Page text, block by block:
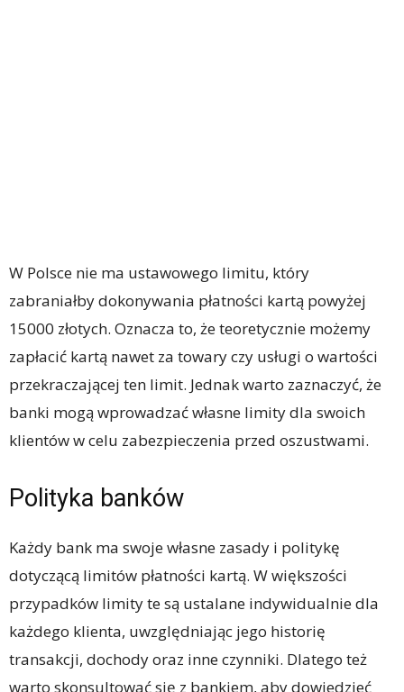
W Polsce nie ma ustawowego limitu, który
zabraniałby dokonywania płatności kartą powyżej
15000 złotych. Oznacza to, że teoretycznie możemy
zapłacić kartą nawet za towary czy usługi o wartości
przekraczającej ten limit. Jednak warto zaznaczyć, że
banki mogą wprowadzać własne limity dla swoich
klientów w celu zabezpieczenia przed oszustwami.
Polityka banków
Każdy bank ma swoje własne zasady i politykę
dotyczącą limitów płatności kartą. W większości
przypadków limity te są ustalane indywidualnie dla
każdego klienta, uwzględniając jego historię
transakcji, dochody oraz inne czynniki. Dlatego też
warto skonsultować się z bankiem, aby dowiedzieć